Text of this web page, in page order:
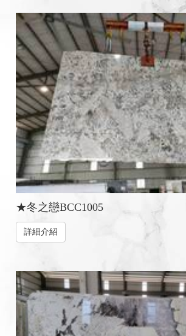
★冬之戀BCC1005
詳細介紹